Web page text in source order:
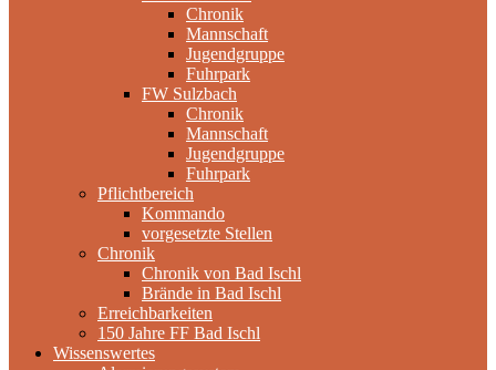
Chronik
Mannschaft
Jugendgruppe
Fuhrpark
FW Sulzbach
Chronik
Mannschaft
Jugendgruppe
Fuhrpark
Pflichtbereich
Kommando
vorgesetzte Stellen
Chronik
Chronik von Bad Ischl
Brände in Bad Ischl
Erreichbarkeiten
150 Jahre FF Bad Ischl
Wissenswertes